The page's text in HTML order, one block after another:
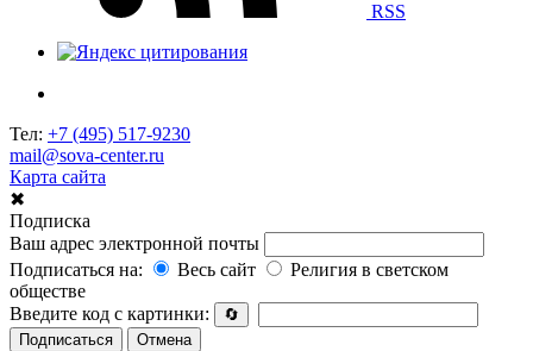
RSS
Тел: +7 (495) 517-9230
mail@sova-center.ru
Карта сайта
✖
Подписка
Ваш адрес электронной почты
Подписаться на:
Весь сайт
Религия в светском
обществе
Введите код с картинки:
🔄
Подписаться
Отмена